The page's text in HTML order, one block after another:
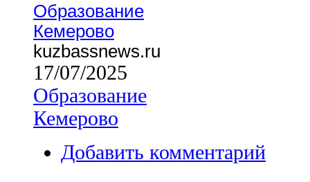
Образование
Кемерово
kuzbassnews.ru
17/07/2025
Образование
Кемерово
Добавить комментарий